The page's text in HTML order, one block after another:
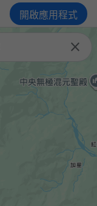
開啟應用程式
